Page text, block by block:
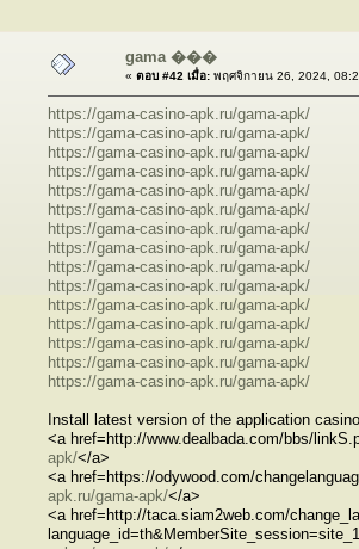
gama ���
« ตอบ #42 เมื่อ: พฤศจิกายน 26, 2024,
https://gama-casino-apk.ru/gama-apk/
https://gama-casino-apk.ru/gama-apk/
https://gama-casino-apk.ru/gama-apk/
https://gama-casino-apk.ru/gama-apk/
https://gama-casino-apk.ru/gama-apk/
https://gama-casino-apk.ru/gama-apk/
https://gama-casino-apk.ru/gama-apk/
https://gama-casino-apk.ru/gama-apk/
https://gama-casino-apk.ru/gama-apk/
https://gama-casino-apk.ru/gama-apk/
https://gama-casino-apk.ru/gama-apk/
https://gama-casino-apk.ru/gama-apk/
https://gama-casino-apk.ru/gama-apk/
https://gama-casino-apk.ru/gama-apk/
https://gama-casino-apk.ru/gama-apk/
Install latest version of the application
<a href=http://www.dealbada.com/bbs/
apk/</a>
<a href=https://odywood.com/
apk.ru/gama-apk/</a>
<a href=http://taca.siam2web.com/